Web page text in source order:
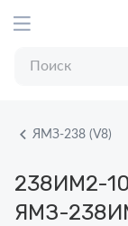
ЯМЗ-238 (V8)
238ИМ2-
ЯМЗ-